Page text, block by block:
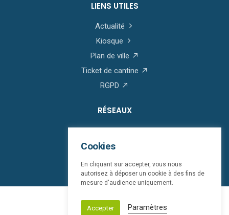
LIENS UTILES
Actualité
Kiosque
Plan de ville
Ticket de cantine
RGPD
RÉSEAUX
© Saint-Martin-Boulogne 2026
Cookies
En cliquant sur accepter, vous nous
autorisez à déposer un cookie à des fins de
mesure d'audience uniquement.
Accepter Paramètres